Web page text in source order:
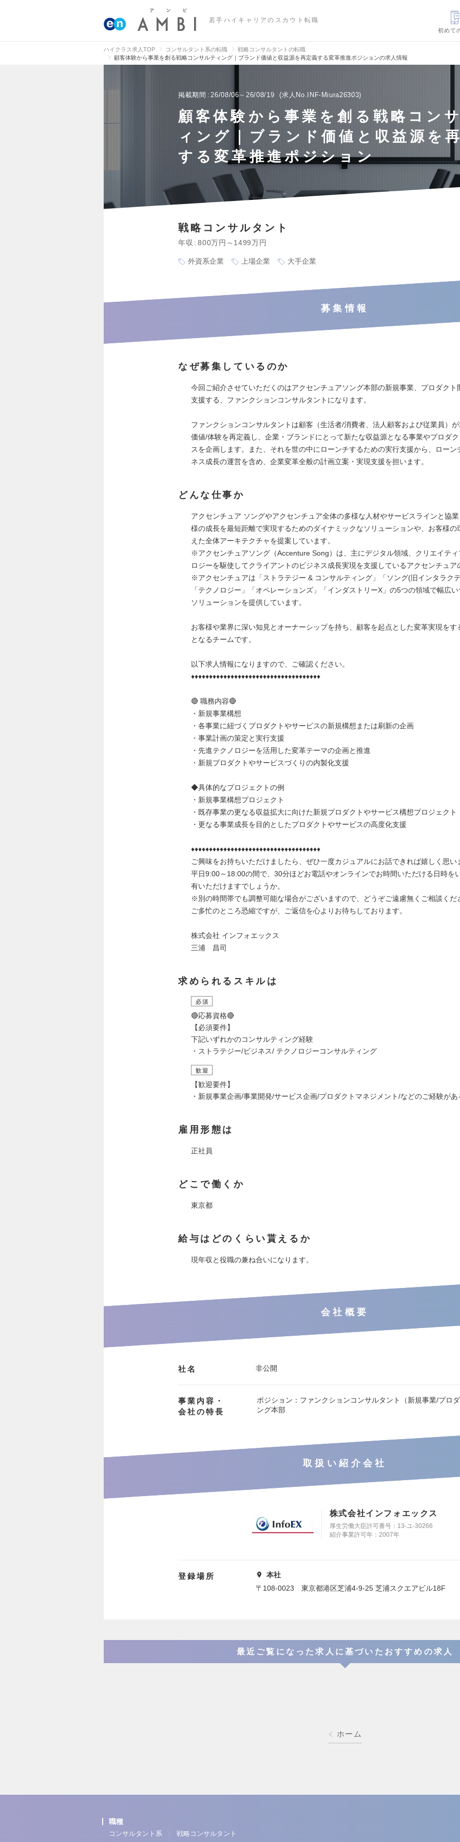
若手ハイキャリアのスカウト転職
初めて
ハイクラス求人TOP コンサルタント系の転職
戦略コンサルタントの転職
顧客体験から事業を創る戦略コンサルティング｜ブランド価値と収益源を再定義する変革推進ポジションの求人情報
掲載期間 26/08/06～26/08/19 求人No.INF-Miura26303
顧客体験から事業を創る戦略コン
ィング｜ブランド価値と収益源を
する変革推進ポジション
戦略コンサルタント
年収 800万円～1499万円
外資系企業 上場企業 大手企業
募集情報
なぜ募集しているのか
今回ご紹介させていただくのはアクセンチュアソング本部の新規事業、プロダクト
支援する、ファンクションコンサルタントになります。
ファンクションコンサルタントは顧客（生活者/消費者、法人顧客および従業員）
価値/体験を再定義し、企業・ブランドにとって新たな収益源となる事業やプロダ
スを企画します。また、それを世の中にローンチするための実行支援から、ローン
ネス成長の運営を含め、企業変革全般の計画立案・実現支援を担います。
どんな仕事か
アクセンチュア ソングやアクセンチュア全体の多様な人材やサービスラインと協
様の成長を最短距離で実現するためのダイナミックなソリューションや、お客様の
えた全体アーキテクチャを提案しています。
※アクセンチュアソング（Accenture Song）は、主にデジタル領域、クリエイテ
ロジーを駆使してクライアントのビジネス成長実現を支援しているアクセンチュア
※アクセンチュアは「ストラテジー & コンサルティング」「ソング(旧インタラク
「テクノロジー」「オペレーションズ」「インダストリーX」の5つの領域で幅広
ソリューションを提供しています。
お客様や業界に深い知見とオーナーシップを持ち、顧客を起点とした変革実現をす
となるチームです。
以下求人情報になりますので、ご確認ください。
♦♦♦♦♦♦♦♦♦♦♦♦♦♦♦♦♦♦♦♦♦♦♦♦♦♦♦♦♦♦♦♦♦♦♦♦
🔴 職務内容🔴
・新規事業構想
・各事業に紐づくプロダクトやサービスの新規構想または刷新の企画
・事業計画の策定と実行支援
・先進テクノロジーを活用した変革テーマの企画と推進
・新規プロダクトやサービスづくりの内製化支援
◆具体的なプロジェクトの例
・新規事業構想プロジェクト
・既存事業の更なる収益拡大に向けた新規プロダクトやサービス構想プロジェクト
・更なる事業成長を目的としたプロダクトやサービスの高度化支援
♦♦♦♦♦♦♦♦♦♦♦♦♦♦♦♦♦♦♦♦♦♦♦♦♦♦♦♦♦♦♦♦♦♦♦♦
ご興味をお持ちいただけましたら、ぜひ一度カジュアルにお話できれば嬉しく思い
平日9:00～18:00の間で、30分ほどお電話やオンラインでお時間いただける日時を
有いただけますでしょうか。
※別の時間帯でも調整可能な場合がございますので、どうぞご遠慮無くご相談くだ
ご多忙のところ恐縮ですが、ご返信を心よりお待ちしております。
株式会社 インフォエックス
三浦 昌司
求められるスキルは
必須
🔴応募資格🔴
【必須要件】
下記いずれかのコンサルティング経験
・ストラテジー/ビジネス/ テクノロジーコンサルティング
歓迎
【歓迎要件】
・新規事業企画/事業開発/サービス企画/プロダクトマネジメント/などのご経験があ
雇用形態は
正社員
どこで働くか
東京都
給与はどのくらい貰えるか
現年収と役職の兼ね合いになります。
会社概要
社名 非公開
事業内容・
会社の特長
ポジション：ファンクションコンサルタント（新規事業/プロ
ング本部
取扱い紹介会社
株式会社インフォエックス
厚生労働大臣許可番号：13-ユ-30266
紹介事業許可年：2007年
登録場所
本社
〒108-0023 東京都港区芝浦4-9-25 芝浦スクエアビル18F
最近ご覧になった求人に基づいたおすすめの求人
ホーム
職種
コンサルタント系 戦略コンサルタント